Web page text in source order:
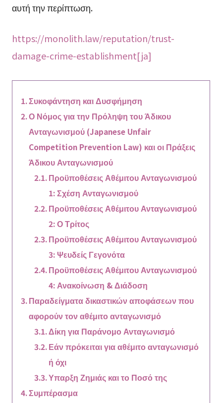
αυτή την περίπτωση.
https://monolith.law/reputation/trust-
damage-crime-establishment[ja]
Συκοφάντηση και Δυσφήμηση
Ο Νόμος για την Πρόληψη του Άδικου
Ανταγωνισμού (Japanese Unfair
Competition Prevention Law) και οι Πράξεις
Άδικου Ανταγωνισμού
Προϋποθέσεις Αθέμιτου Ανταγωνισμού
1: Σχέση Ανταγωνισμού
Προϋποθέσεις Αθέμιτου Ανταγωνισμού
2: Ο Τρίτος
Προϋποθέσεις Αθέμιτου Ανταγωνισμού
3: Ψευδείς Γεγονότα
Προϋποθέσεις Αθέμιτου Ανταγωνισμού
4: Ανακοίνωση & Διάδοση
Παραδείγματα δικαστικών αποφάσεων που
αφορούν τον αθέμιτο ανταγωνισμό
Δίκη για Παράνομο Ανταγωνισμό
Εάν πρόκειται για αθέμιτο ανταγωνισμό
ή όχι
Υπαρξη Ζημιάς και το Ποσό της
Συμπέρασμα